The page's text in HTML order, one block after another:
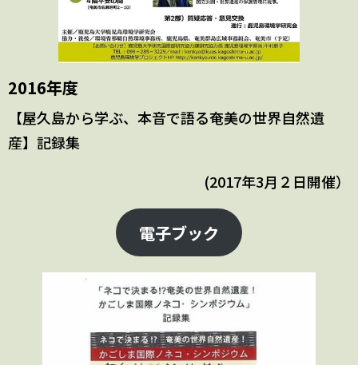
2016年度
【屋久島から学ぶ、本音で語る奄美の世界自然遺
産】記録集
(2017年3月２日開催）
電子ブック